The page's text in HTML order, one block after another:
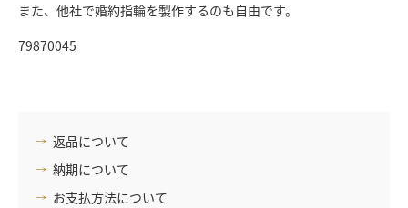
また、他社で婚約指輪を製作するのも自由です。
79870045
返品について
納期について
お支払方法について